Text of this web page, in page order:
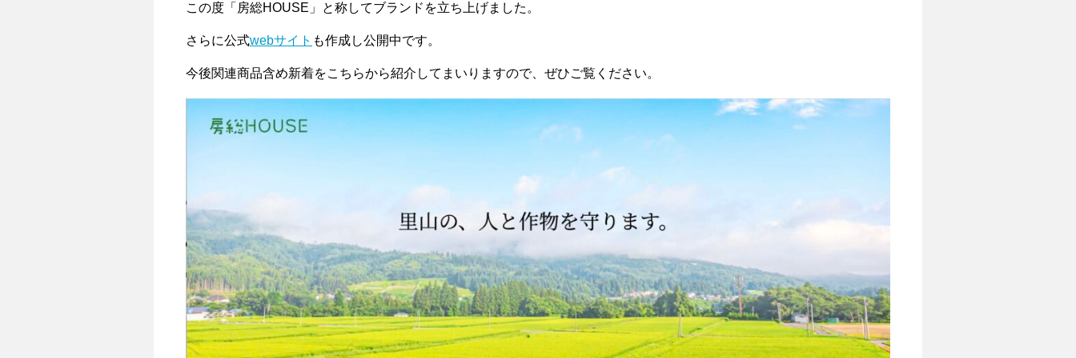
この度「房総HOUSE」と称してブランドを立ち上げました。
さらに公式webサイト も作成し公開中です。
今後関連商品含め新着をこちらから紹介してまいりますので、ぜひご覧ください。